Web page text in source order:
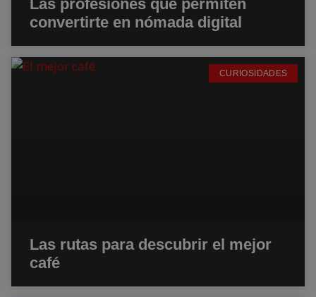
Las profesiones que permiten
convertirte en nómada digital
CURIOSIDADES
Las rutas para descubrir el mejor
café